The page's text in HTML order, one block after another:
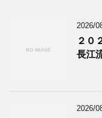
2026/
２０
長江
2026/